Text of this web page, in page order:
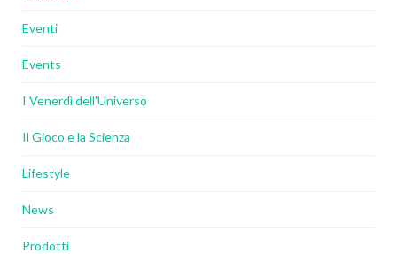
Eventi
Events
I Venerdì dell'Universo
Il Gioco e la Scienza
Lifestyle
News
Prodotti